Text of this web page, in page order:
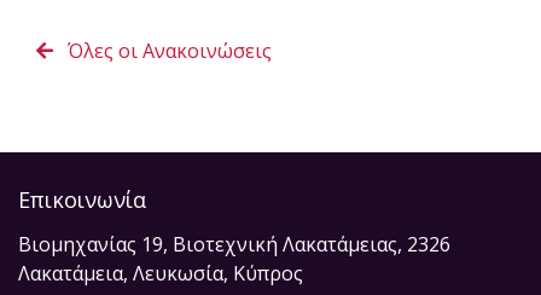
Όλες οι Ανακοινώσεις
Επικοινωνία
Βιομηχανίας 19, Βιοτεχνική Λακατάμειας, 2326
Λακατάμεια, Λευκωσία, Κύπρος